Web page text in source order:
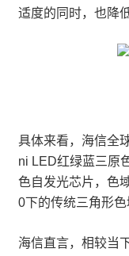
适度的同时，也降
具体来看，海信全
ni LED红绿蓝三原
色自发光芯片，色
0下的传统三角形色
海信直言，相较当